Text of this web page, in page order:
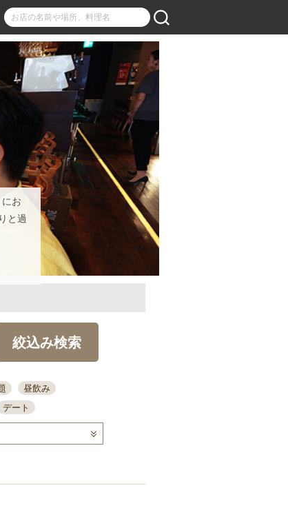
お
と過
絞込み検索
昼飲み
デート
泡盛
喫煙可
名
カウンター